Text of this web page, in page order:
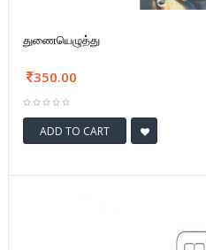
துணையெழுத்து
350.00
ADD TO CART